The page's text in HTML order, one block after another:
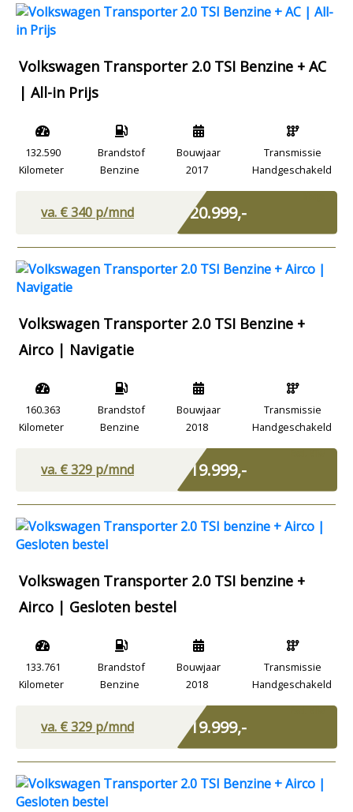
Volkswagen Transporter 2.0 TSI Benzine + AC
| All-in Prijs
132.590
Kilometer
Brandstof
Benzine
Bouwjaar
2017
Transmissie
Handgeschakeld
va. €340 p/mnd € 20.999,-
Volkswagen Transporter 2.0 TSI Benzine +
Airco | Navigatie
160.363
Kilometer
Brandstof
Benzine
Bouwjaar
2018
Transmissie
Handgeschakeld
va. €329 p/mnd € 19.999,-
Volkswagen Transporter 2.0 TSI benzine +
Airco | Gesloten bestel
133.761
Kilometer
Brandstof
Benzine
Bouwjaar
2018
Transmissie
Handgeschakeld
va. €329 p/mnd € 19.999,-